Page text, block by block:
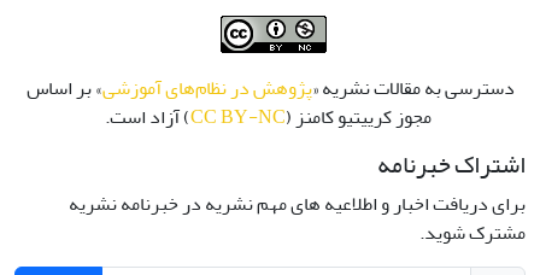
دسترسی به مقالات نشریه «پژوهش در نظام‌های آموزشی» بر اساس
مجوز کرییتیو کامنز (CC BY-NC) آزاد است.
اشتراک خبرنامه
برای دریافت اخبار و اطلاعیه های مهم نشریه در خبرنامه نشریه
مشترک شوید.